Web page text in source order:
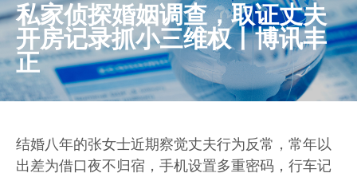
私家侦探婚姻调查，取证丈夫
开房记录抓小三维权丨博讯丰
正
结婚八年的张女士近期察觉丈夫行为反常，常年以
出差为借口夜不归宿，手机设置多重密码，行车记